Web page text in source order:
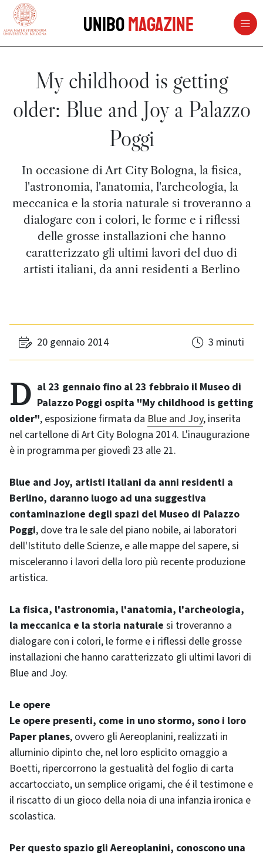
vai al contenuto della pagina
UniboMagazine
My childhood is getting
older: Blue and Joy a Palazzo
Poggi
In occasione di Art City Bologna, la fisica,
l'astronomia, l'anatomia, l'archeologia, la
meccanica e la storia naturale si troveranno a
dialogare con i colori, le forme e i riflessi
delle grosse installazioni che hanno
caratterizzato gli ultimi lavori del duo di
artisti italiani, da anni residenti a Berlino
20 gennaio 2014 3 minuti
Dal 23 gennaio fino al 23 febbraio il Museo di Palazzo Poggi ospita "My childhood is getting
older", esposizione firmata da Blue and Joy, inserita
nel cartellone di Art City Bologna 2014. L'inaugurazione
è in programma per giovedì 23 alle 21.
Blue and Joy, artisti italiani da anni residenti a
Berlino, daranno luogo ad una suggestiva
contaminazione degli spazi del Museo di Palazzo
Poggi, dove tra le sale del piano nobile, ai laboratori
dell'Istituto delle Scienze, e alle mappe del sapere, si
misceleranno i lavori della loro più recente produzione
artistica.
La fisica, l'astronomia, l'anatomia, l'archeologia,
la meccanica e la storia naturale si troveranno a
dialogare con i colori, le forme e i riflessi delle grosse
installazioni che hanno caratterizzato gli ultimi lavori di
Blue and Joy.
Le opere
Le opere presenti, come in uno stormo, sono i loro
Paper planes, ovvero gli Aereoplanini, realizzati in
alluminio dipinto che, nel loro esplicito omaggio a
Boetti, ripercorrono la gestualità del foglio di carta
accartocciato, un semplice origami, che é il testimone e
il riscatto di un gioco della noia di una infanzia ironica e
scolastica.
Per questo spazio gli Aereoplanini, conoscono una